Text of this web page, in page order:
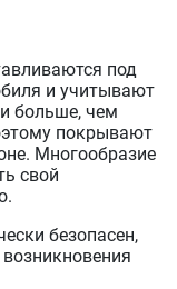
под
и учитывают
больше, чем
покрывают
Многообразие
свой
безопасен,